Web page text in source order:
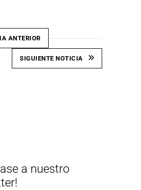
ANTERIOR
SIGUIENTE NOTICIA
a nuestro